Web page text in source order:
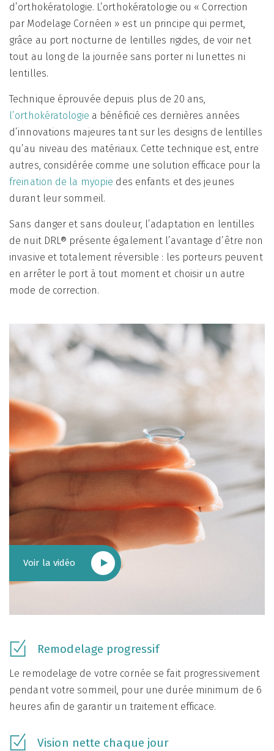
d’orthokératologie. L’orthokératologie ou « Correction
par Modelage Cornéen » est un principe qui permet,
grâce au port nocturne de lentilles rigides, de voir net
tout au long de la journée sans porter ni lunettes ni
lentilles.
Technique éprouvée depuis plus de 20 ans,
l’orthokératologie a bénéficié ces dernières années
d’innovations majeures tant sur les designs de lentilles
qu’au niveau des matériaux. Cette technique est, entre
autres, considérée comme une solution efficace pour la
freination de la myopie des enfants et des jeunes
durant leur sommeil.
Sans danger et sans douleur, l’adaptation en lentilles
de nuit DRL® présente également l’avantage d’être non
invasive et totalement réversible : les porteurs peuvent
en arrêter le port à tout moment et choisir un autre
mode de correction.
Voir la vidéo
Remodelage progressif
Le remodelage de votre cornée se fait progressivement
pendant votre sommeil, pour une durée minimum de 6
heures afin de garantir un traitement efficace.
Vision nette chaque jour